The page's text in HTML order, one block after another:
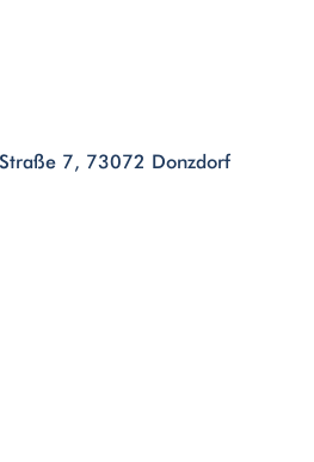
7, 73072 Donzdorf